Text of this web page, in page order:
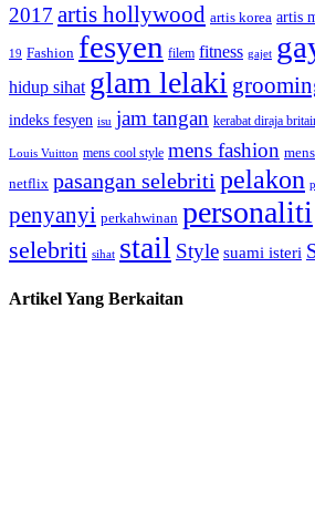
2017 artis hollywood artis korea artis
19 Fashion fesyen filem fitness gajet
hidup sihat glam lelaki
indeks fesyen isu jam tangan kerabat diraja
Louis Vuitton mens cool style mens fashion
netflix pasangan selebriti pelakon
penyanyi perkahwinan personaliti
selebriti sihat stail Style suami isteri
Artikel Yang Berkaitan